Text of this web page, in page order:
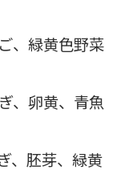
、緑黄色野菜
、卵黄、青魚
、胚芽、緑黄